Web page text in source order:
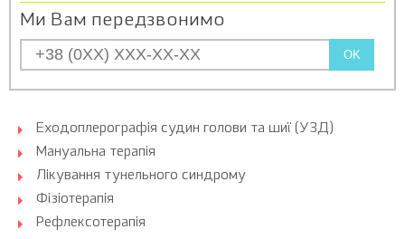
Ми Вам передзвонимо
OK
Еходоплерографія судин голови та шиї (УЗД)
Мануальна терапія
Лікування тунельного синдрому
Фізіотерапія
Рефлексотерапія